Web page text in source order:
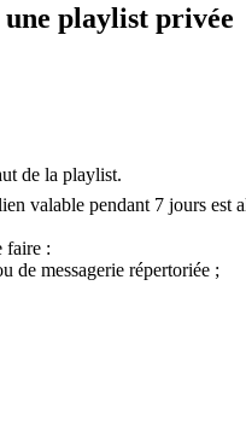
playlist privée
de la playlist.
valable pendant 7 jours est
faire :
de messagerie répertoriée ;